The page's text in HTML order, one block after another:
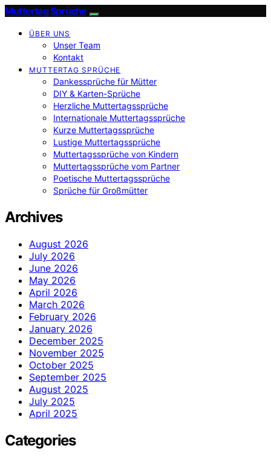
Muttertag Sprüche
ÜBER UNS
Unser Team
Kontakt
MUTTERTAG SPRÜCHE
Dankessprüche für Mütter
DIY & Karten-Sprüche
Herzliche Muttertagssprüche
Internationale Muttertagssprüche
Kurze Muttertagssprüche
Lustige Muttertagssprüche
Muttertagssprüche von Kindern
Muttertagssprüche vom Partner
Poetische Muttertagssprüche
Sprüche für Großmütter
Archives
August 2026
July 2026
June 2026
May 2026
April 2026
March 2026
February 2026
January 2026
December 2025
November 2025
October 2025
September 2025
August 2025
July 2025
April 2025
Categories